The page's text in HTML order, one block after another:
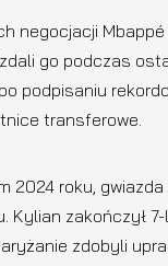
negocjacji
go podczas
podpisaniu
transferowe.
2024 roku,
Kylian zakończył
zdobyli